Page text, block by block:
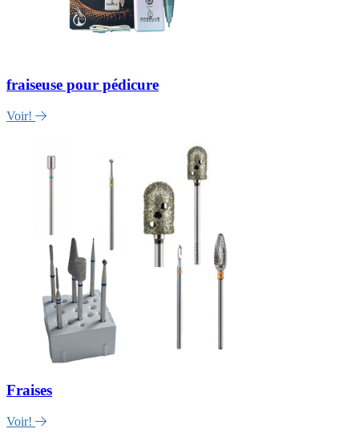
fraiseuse pour pédicure
Voir!
Fraises
Voir!